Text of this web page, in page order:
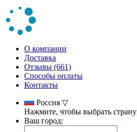
О компании
Доставка
Отзывы (661)
Способы оплаты
Контакты
Россия ▽
Нажмите, чтобы выбрать страну
Ваш город: